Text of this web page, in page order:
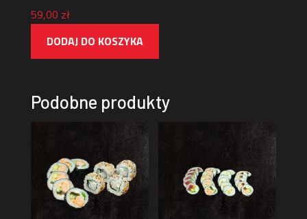
59,00 zł
DODAJ DO KOSZYKA
Podobne produkty